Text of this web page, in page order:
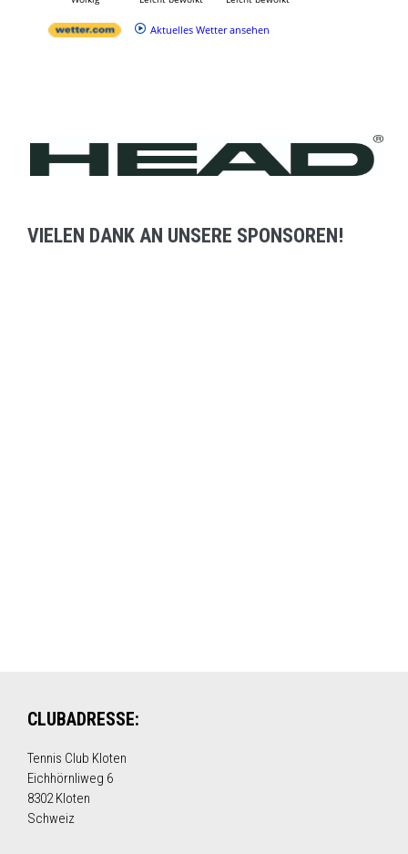
VIELEN DANK AN UNSERE SPONSOREN!
CLUBADRESSE:
Tennis Club Kloten
Eichhörnliweg 6
8302 Kloten
Schweiz